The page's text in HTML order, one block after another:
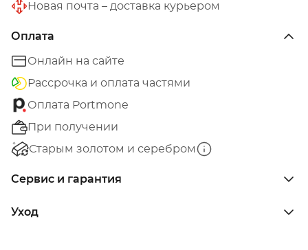
Новая почта – доставка курьером
Оплата
Онлайн на сайте
Рассрочка и оплата частями
Оплата Portmone
При получении
Старым золотом и серебром
Сервис и гарантия
Уход